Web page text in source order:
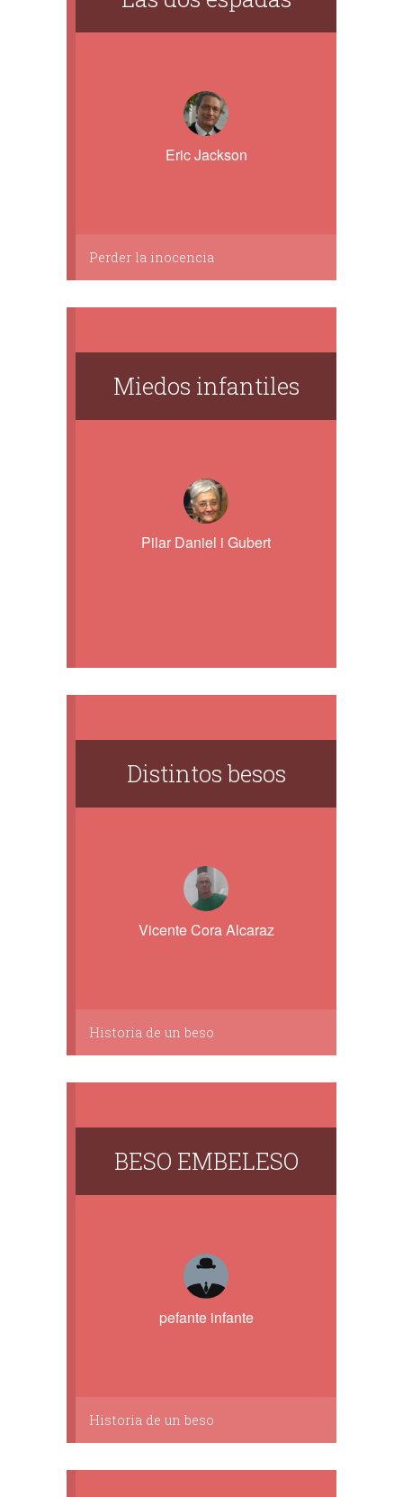
Eric Jackson
Perder la inocencia
Miedos infantiles
Pilar Daniel i Gubert
Distintos besos
Vicente Cora Alcaraz
Historia de un beso
BESO EMBELESO
pefante infante
Historia de un beso